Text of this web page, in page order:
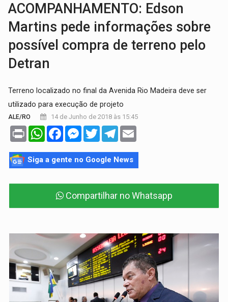
ACOMPANHAMENTO: Edson
Martins pede informações sobre
possível compra de terreno pelo
Detran
Terreno localizado no final da Avenida Rio Madeira deve ser
utilizado para execução de projeto
ALE/RO 14 de Junho de 2018 às 15:45
Print WhatsAppFacebookMessenger
TwitterTelegram
Siga a gente no Google News
Compartilhar no Whatsapp